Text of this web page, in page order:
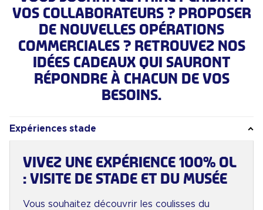
VOS COLLABORATEURS ? PROPOSER
DE NOUVELLES OPÉRATIONS
COMMERCIALES ? RETROUVEZ NOS
IDÉES CADEAUX QUI SAURONT
RÉPONDRE À CHACUN DE VOS
BESOINS.
Expériences stade
VIVEZ UNE EXPÉRIENCE 100% OL
: VISITE DE STADE ET DU MUSÉE
Vous souhaitez découvrir les coulisses du